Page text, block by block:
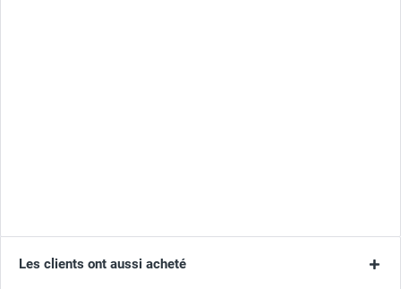
Les clients ont aussi acheté